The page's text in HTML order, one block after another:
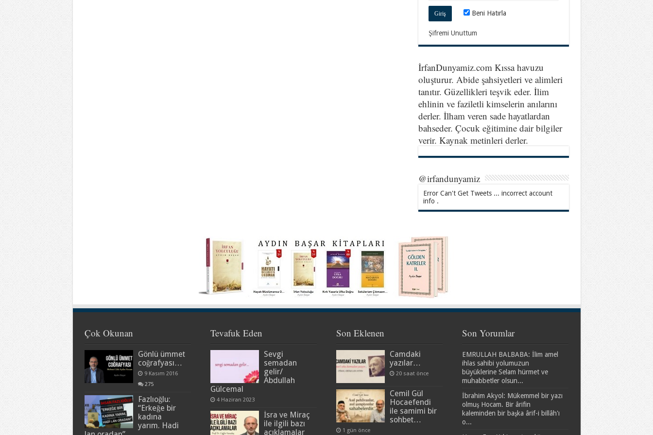
Beni Hatırla
Şifremi Unuttum
İrfanDunyamiz.com Kıssa havuzu
oluşturur. Abide şahsiyetleri ve alimleri
tanıtır. Güzellikleri teşvik eder. İlim
ehlinin ve faziletli kimselerin anılarını
derler. İlham veren sade hayatlardan
bahseder. Çocuk eğitimine dair bilgiler
verir. Kaynak metinleri derler.
@irfandunyamiz
Error Can't Get Tweets ... incorrect account
info .
Çok Okunan
Gönlü ümmet
coğrafyası…
9 Kasım 2016
275
Fazlıoğlu:
“Erkeğe bir
kadına
yarım. Hadi
Tevafuk Eden
Sevgi
semadan
gelir/
Abdullah
Gülcemal
4 Haziran 2023
İsra ve Miraç
ile ilgili bazı
açıklamalar
Son Eklenen
Camdaki
yazılar…
20 saat önce
Cemil Gül
Hocaefendi
ile samimi bir
sohbet…
1 gün önce
Son Yorumlar
EMRULLAH BALBABA: İlim amel
ihlas sahibi yolumuzun
büyüklerine Selam hürmet ve
muhabbetler olsun...
İbrahim Akyol: Mükemmel bir yazı
olmuş Hocam. Bir ârifin
kaleminden bir başka ârif-i billâh'ı
o...